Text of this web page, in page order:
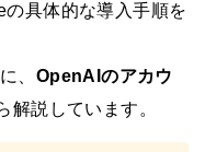
具体的な導入手順を
、 OpenAIのアカウ
解説しています。